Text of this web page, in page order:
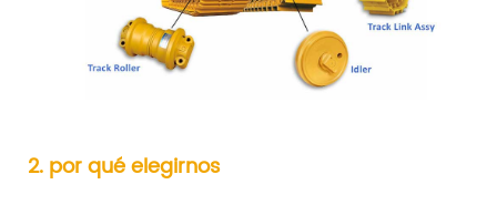
2. por qué elegirnos